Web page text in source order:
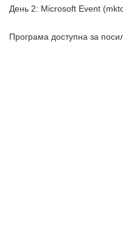
День 2: Microsoft Event
Програма доступна за